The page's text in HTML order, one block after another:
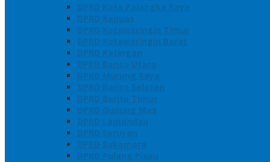
DPRD Kota Palangka Raya
DPRD Kapuas
DPRD Kotawaringin Timur
DPRD Kotawaringin Barat
DPRD Katingan
DPRD Barito Utara
DPRD Murung Raya
DPRD Barito Selatan
DPRD Barito Timur
DPRD Gunung Mas
DPRD Lamandau
DPRD Seruyan
DPRD Sukamara
DPRD Pulang Pisau